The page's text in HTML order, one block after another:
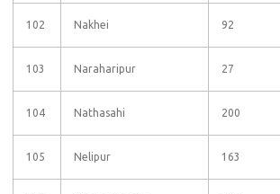
102 Nakhei 92
103 Naraharipur 27
104 Nathasahi 200
105 Nelipur 163